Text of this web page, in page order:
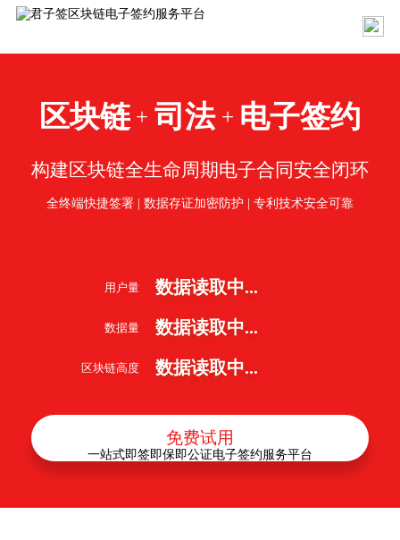
区块链 + 司法 + 电子签约
构建区块链全生命周期电子合同安全闭环
全终端快捷签署 | 数据存证加密防护 | 专利技术安全可靠
用户量 数据读取中...
数据量 数据读取中...
区块链高度 数据读取中...
免费试用
一站式即签即保即公证电子签约服务平台